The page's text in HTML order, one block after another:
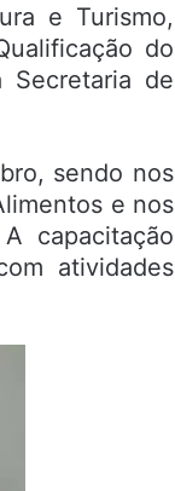
e Turismo,
do
de
sendo nos
e nos
capacitação
atividades